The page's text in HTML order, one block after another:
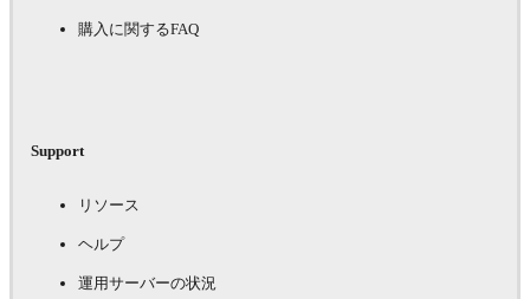
購入に関するFAQ
Support
リソース
ヘルプ
運用サーバーの状況